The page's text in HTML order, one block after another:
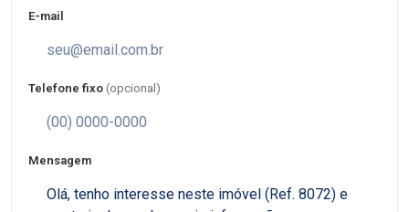
E-mail
Telefone fixo (opcional)
Mensagem